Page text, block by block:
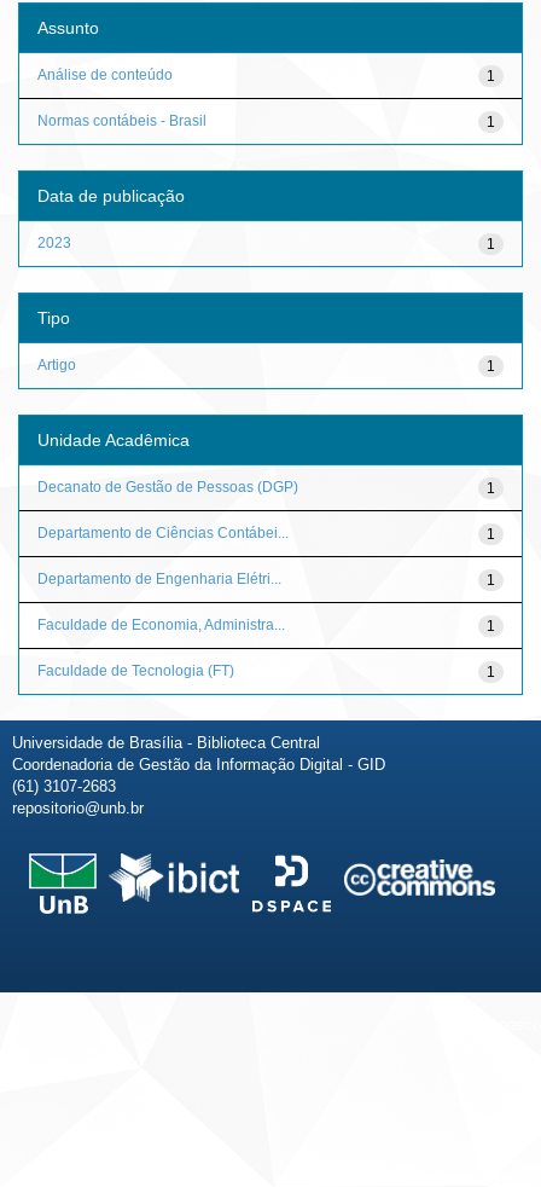
Assunto
1
Análise de conteúdo
1
Normas contábeis - Brasil
Data de publicação
1
2023
Tipo
1
Artigo
Unidade Acadêmica
1
Decanato de Gestão de Pessoas (DGP)
1
Departamento de Ciências Contábei...
1
Departamento de Engenharia Elétri...
1
Faculdade de Economia, Administra...
1
Faculdade de Tecnologia (FT)
Universidade de Brasília - Biblioteca Central
Coordenadoria de Gestão da Informação Digital - GID
(61) 3107-2683
repositorio@unb.br